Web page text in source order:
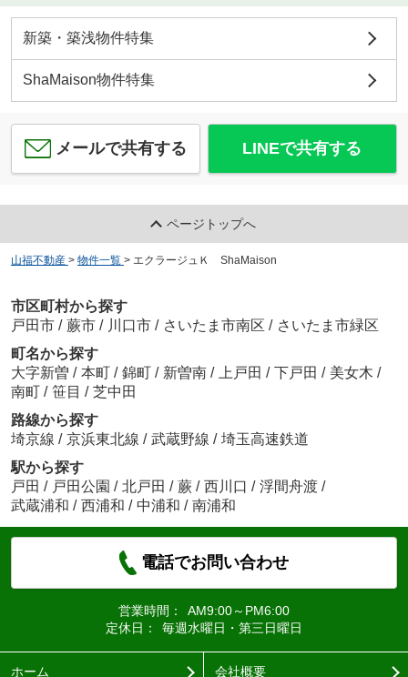
新築・築浅物件特集
ShaMaison物件特集
メールで共有する LINEで共有する
ページトップへ
山福不動産 > 物件一覧 > エクラージュＫ ShaMaison
市区町村から探す
戸田市 / 蕨市 / 川口市 / さいたま市南区 / さいたま市緑区
町名から探す
大字新曽 / 本町 / 錦町 / 新曽南 / 上戸田 / 下戸田 / 美女木 /
南町 / 笹目 / 芝中田
路線から探す
埼京線 / 京浜東北線 / 武蔵野線 / 埼玉高速鉄道
駅から探す
戸田 / 戸田公園 / 北戸田 / 蕨 / 西川口 / 浮間舟渡 /
武蔵浦和 / 西浦和 / 中浦和 / 南浦和
電話でお問い合わせ
営業時間：
AM9:00～PM6:00
定休日：
毎週水曜日・第三日曜日
ホーム 会社概要